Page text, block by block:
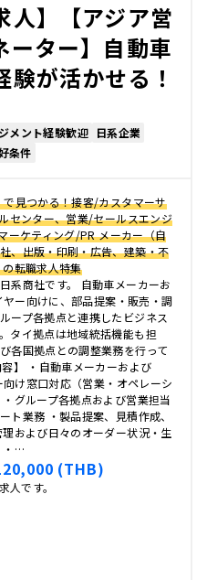
人】【アジア営
ーター】自動車
が活かせる！
メント経験歓迎 日系企業
条件
見つかる！接客/カスタマーサ
センター、営業/セールスエンジ
ーケティング/PR メーカー（自
、出版・印刷・広告、建築・不
転職求人特集
系商社です。 自動車メーカーお
ー向けに、部品提案・販売・調
ープ各拠点と連携したビジネス
タイ拠点は地域統括機能も担
各国拠点との調整業務を行って
】 ・自動車メーカーおよび
け窓口対応（営業・オペレーシ
グループ各拠点および営業担当
ト業務 ・製品提案、見積作成、
および日々のオーダー状況・生
・…
(THB)
人です。